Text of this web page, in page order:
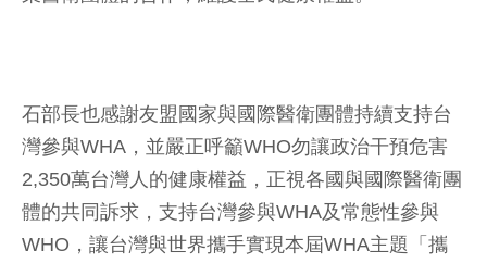
石部長也感謝友盟國家與國際醫衛團體持續支持台
灣參與WHA，並嚴正呼籲WHO勿讓政治干預危害
2,350萬台灣人的健康權益，正視各國與國際醫衛團
體的共同訴求，支持台灣參與WHA及常態性參與
WHO，讓台灣與世界攜手實現本屆WHA主題「攜